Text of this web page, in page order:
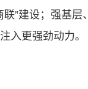
”建设；强基层
入更强劲动力。